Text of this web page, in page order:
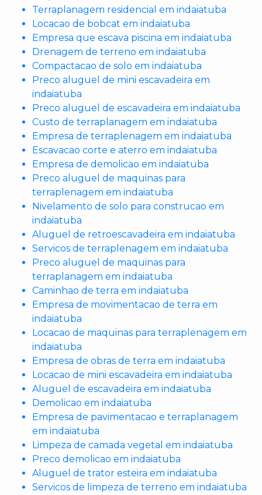
Terraplanagem residencial em indaiatuba
Locacao de bobcat em indaiatuba
Empresa que escava piscina em indaiatuba
Drenagem de terreno em indaiatuba
Compactacao de solo em indaiatuba
Preco aluguel de mini escavadeira em
indaiatuba
Preco aluguel de escavadeira em indaiatuba
Custo de terraplanagem em indaiatuba
Empresa de terraplenagem em indaiatuba
Escavacao corte e aterro em indaiatuba
Empresa de demolicao em indaiatuba
Preco aluguel de maquinas para
terraplenagem em indaiatuba
Nivelamento de solo para construcao em
indaiatuba
Aluguel de retroescavadeira em indaiatuba
Servicos de terraplenagem em indaiatuba
Preco aluguel de maquinas para
terraplanagem em indaiatuba
Caminhao de terra em indaiatuba
Empresa de movimentacao de terra em
indaiatuba
Locacao de maquinas para terraplenagem em
indaiatuba
Empresa de obras de terra em indaiatuba
Locacao de mini escavadeira em indaiatuba
Aluguel de escavadeira em indaiatuba
Demolicao em indaiatuba
Empresa de pavimentacao e terraplanagem
em indaiatuba
Limpeza de camada vegetal em indaiatuba
Preco demolicao em indaiatuba
Aluguel de trator esteira em indaiatuba
Servicos de limpeza de terreno em indaiatuba